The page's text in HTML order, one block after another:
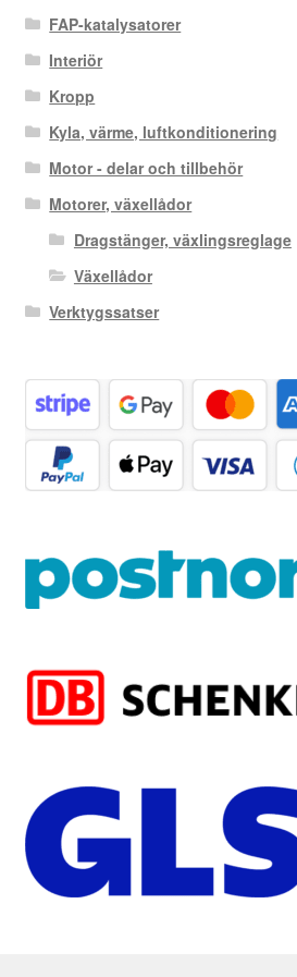
FAP-katalysatorer
Interiör
Kropp
Kyla, värme, luftkonditionering
Motor - delar och tillbehör
Motorer, växellådor
Dragstänger, växlingsreglage
Växellådor
Verktygssatser